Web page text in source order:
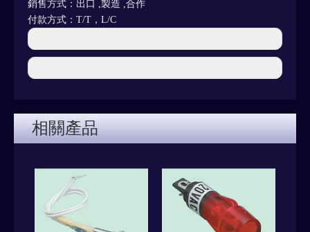
銷售方式：出口 ,製造 ,合作
付款方式：T/T，L/C
相關產品